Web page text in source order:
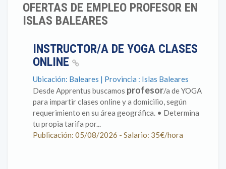
OFERTAS DE EMPLEO PROFESOR EN
ISLAS BALEARES
INSTRUCTOR/A DE YOGA CLASES
ONLINE
Ubicación: Baleares | Provincia : Islas Baleares
Desde Apprentus buscamos profesor/a de YOGA
para impartir clases online y a domicilio, según
requerimiento en su área geográfica. • Determina
tu propia tarifa por...
Publicación: 05/08/2026 - Salario: 35€/hora